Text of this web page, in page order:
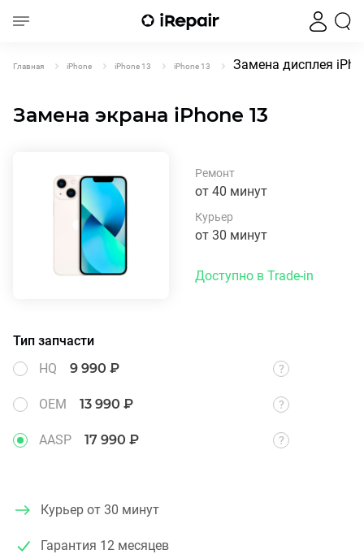
Главная iPhone iPhone 13 iPhone 13 Замена дисплея
Замена экрана iPhone 13
Ремонт
от 40 минут
Курьер
от 30 минут
Доступно в Trade-in
Тип запчасти
HQ
9 990 ₽
OEM 13 990 ₽
AASP 17 990 ₽
Курьер от 30 минут
Гарантия 12 месяцев